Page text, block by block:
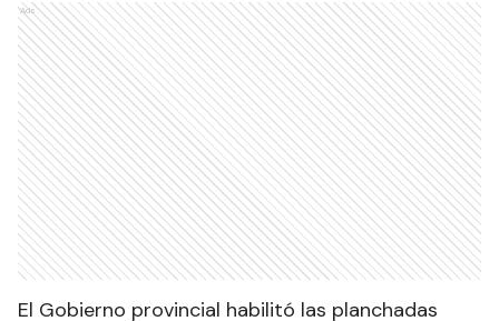
Ads
El Gobierno provincial habilitó las planchadas